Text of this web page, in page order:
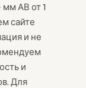
АВ от 1
сайте
и не
и
Для